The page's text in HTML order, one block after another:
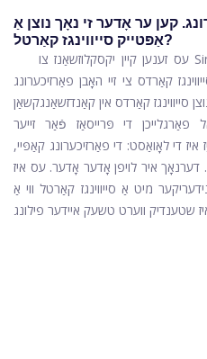
קען ער אָדער זי נאָך נוצן אַ
אַפּטייק סייווינגז קאַרטל?
עס זענען קיין יקסקלוזשאַנז צו SingleCare מיטגלידערשאַפט. טייַטש,
קאַרדס צי זיי האָבן פאַרזיכערונג
סייווינגז קאַרדס אין קאַנדזשאַנגקשאַן
פאַרגלייכן די פּרייסאַז פֿאַר זייער
די לאָואַסט: די פאַרזיכערונג קאַפּיי,
דערנאָך איר לויפן אָדער אָדער. עס איז
מיט אַ סייווינגז קאַרטל ווי אַ